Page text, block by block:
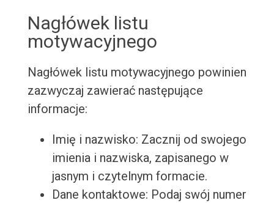
Nagłówek listu
motywacyjnego
Nagłówek listu motywacyjnego powinien
zazwyczaj zawierać następujące
informacje:
Imię i nazwisko: Zacznij od swojego
imienia i nazwiska, zapisanego w
jasnym i czytelnym formacie.
Dane kontaktowe: Podaj swój numer